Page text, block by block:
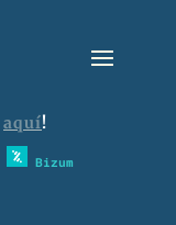
aquí!
Bizum